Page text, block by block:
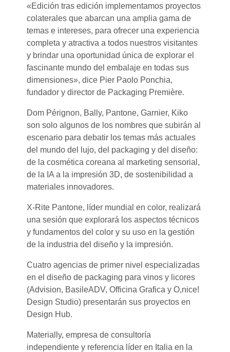
«Edición tras edición implementamos proyectos
colaterales que abarcan una amplia gama de
temas e intereses, para ofrecer una experiencia
completa y atractiva a todos nuestros visitantes
y brindar una oportunidad única de explorar el
fascinante mundo del embalaje en todas sus
dimensiones», dice Pier Paolo Ponchia,
fundador y director de Packaging Première.
Dom Pérignon, Bally, Pantone, Garnier, Kiko
son solo algunos de los nombres que subirán al
escenario para debatir los temas más actuales
del mundo del lujo, del packaging y del diseño:
de la cosmética coreana al marketing sensorial,
de la IA a la impresión 3D, de sostenibilidad a
materiales innovadores.
X-Rite Pantone, líder mundial en color, realizará
una sesión que explorará los aspectos técnicos
y fundamentos del color y su uso en la gestión
de la industria del diseño y la impresión.
Cuatro agencias de primer nivel especializadas
en el diseño de packaging para vinos y licores
(Advision, BasileADV, Officina Grafica y O,nice!
Design Studio) presentarán sus proyectos en
Design Hub.
Materially, empresa de consultoría
independiente y referencia líder en Italia en la